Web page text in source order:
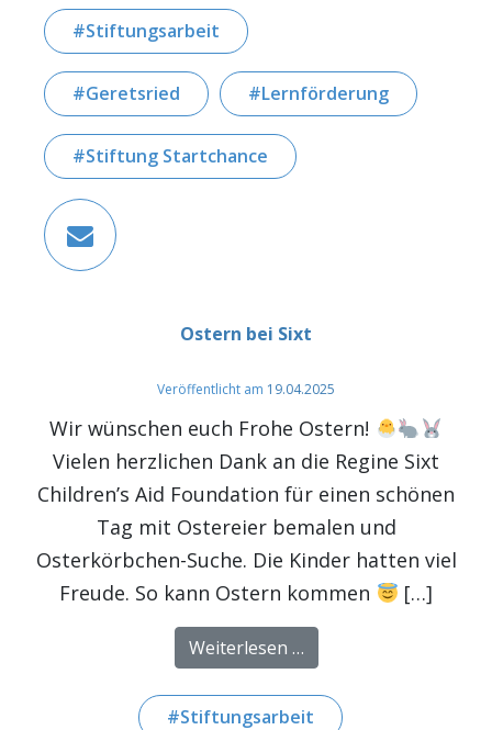
Stiftungsarbeit
Geretsried Lernförderung
Stiftung Startchance
Ostern bei Sixt
Veröffentlicht am 19.04.2025
Wir wünschen euch Frohe Ostern!
Vielen herzlichen Dank an die Regine Sixt
Children’s Aid Foundation für einen schönen
Tag mit Ostereier bemalen und
Osterkörbchen-Suche. Die Kinder hatten viel
Freude. So kann Ostern kommen
[…]
Weiterlesen …from Ostern bei Sixt
Stiftungsarbeit